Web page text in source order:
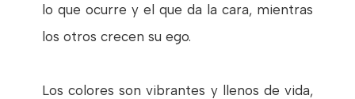
lo que ocurre y el que da la cara, mientras
los otros crecen su ego.
Los colores son vibrantes y llenos de vida,